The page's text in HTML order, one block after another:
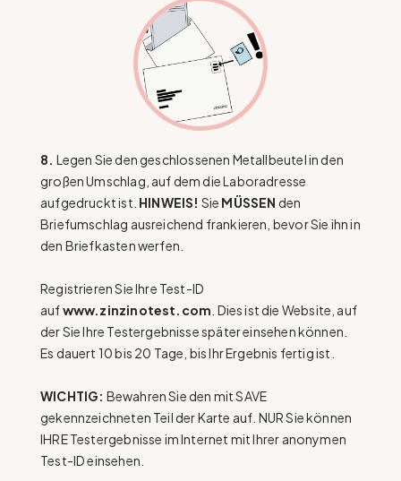
8. Legen Sie den geschlossenen Metallbeutel in den
großen Umschlag, auf dem die Laboradresse
aufgedruckt ist. HINWEIS! Sie MÜSSEN den
Briefumschlag ausreichend frankieren, bevor Sie ihn in
den Briefkasten werfen.
Registrieren Sie Ihre Test-ID
aufwww.zinzinotest.com . Dies ist die Website, auf
der Sie Ihre Testergebnisse später einsehen können.
Es dauert 10 bis 20 Tage, bis Ihr Ergebnis fertig ist.
WICHTIG: Bewahren Sie den mit SAVE
gekennzeichneten Teil der Karte auf. NUR Sie können
IHRE Testergebnisse im Internet mit Ihrer anonymen
Test-ID einsehen.